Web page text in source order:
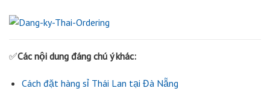
✅Các nội dung đáng chú ý khác:
Cách đặt hàng sỉ Thái Lan tại Đà Nẵng